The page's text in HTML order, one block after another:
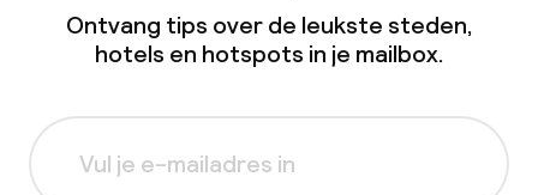
Ontvang tips over de leukste steden,
hotels en hotspots in je mailbox.